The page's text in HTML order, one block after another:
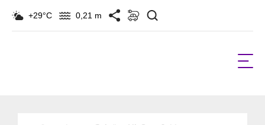
+29°C 0,21 m